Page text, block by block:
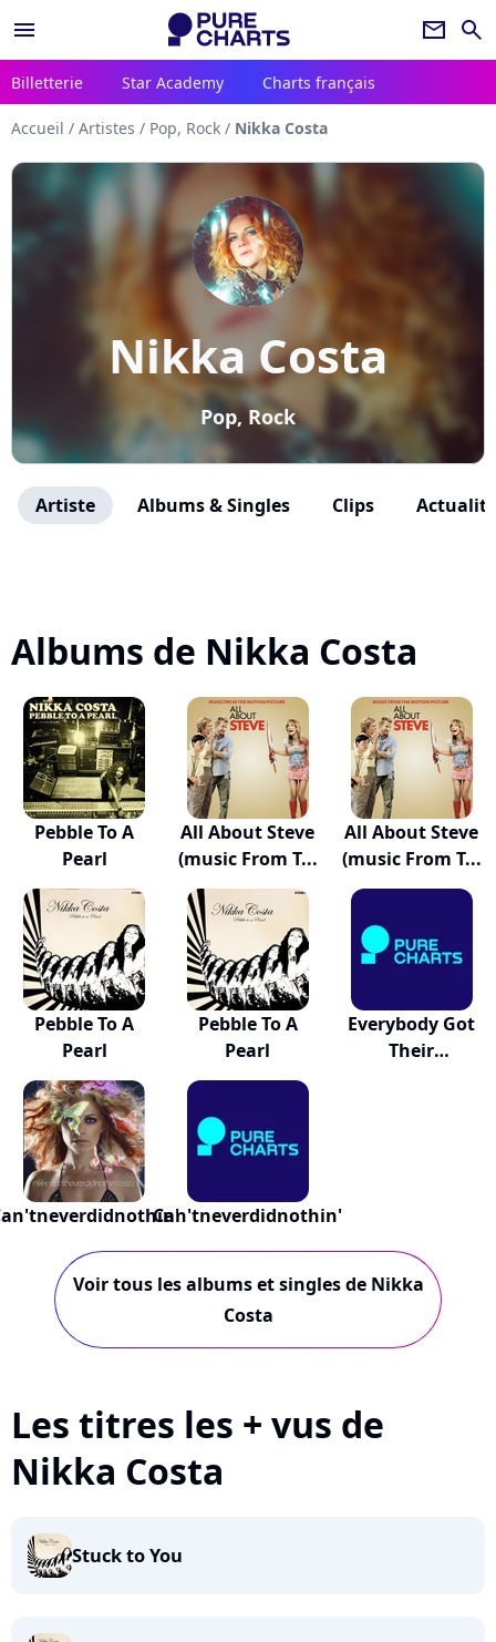
menu newsletter search
Billetterie Star Academy Charts français
Accueil / Artistes / Pop, Rock / Nikka Costa
Nikka Costa
Pop, Rock
Artiste Albums & Singles Clips
Albums de Nikka Costa
Pebble To A
Pearl
All About Steve
(music From T...
All About Steve
(music From T...
Pebble To A
Pearl
Pebble To A
Pearl
Everybody Got
Their
Can'tneverdidnothin'
Voir tous les albums et singles de Nikka
Costa
Les titres les + vus de
Nikka Costa
Stuck to You